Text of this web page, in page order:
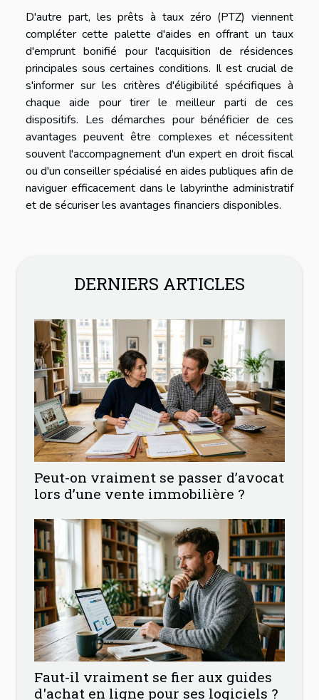
D'autre part, les prêts à taux zéro (PTZ) viennent
compléter cette palette d'aides en offrant un taux
d'emprunt bonifié pour l'acquisition de résidences
principales sous certaines conditions. Il est crucial de
s'informer sur les critères d'éligibilité spécifiques à
chaque aide pour tirer le meilleur parti de ces
dispositifs. Les démarches pour bénéficier de ces
avantages peuvent être complexes et nécessitent
souvent l'accompagnement d'un expert en droit fiscal
ou d'un conseiller spécialisé en aides publiques afin de
naviguer efficacement dans le labyrinthe administratif
et de sécuriser les avantages financiers disponibles.
DERNIERS ARTICLES
Peut-on vraiment se passer d’avocat
lors d’une vente immobilière ?
Faut-il vraiment se fier aux guides
d'achat en ligne pour ses logiciels ?